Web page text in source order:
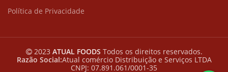
Política de Privacidade
2023 ATUAL FOODS Todos os direitos reservados.
Razão Social:Atual comércio Distribuição e Serviços LTDA
CNPJ: 07.891.061/0001-35